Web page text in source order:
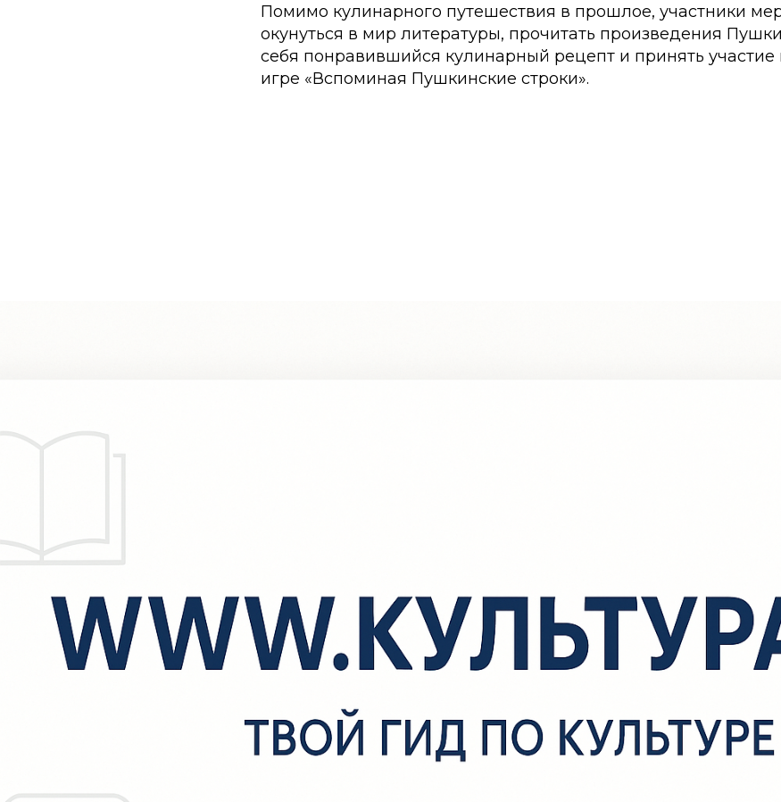
Помимо кулинарного путешествия в прошлое, участники
окунуться в мир литературы, прочитать произведения
себя понравившийся кулинарный рецепт и принять участие
игре «Вспоминая Пушкинские строки».